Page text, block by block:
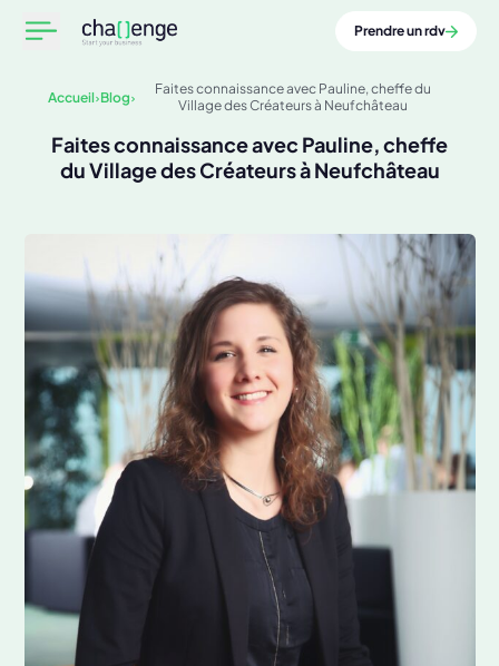
Prendre un rdv
Accueil Blog
Faites connaissance avec Pauline, cheffe du
Village des Créateurs à Neufchâteau
Faites connaissance avec Pauline, cheffe
du Village des Créateurs à Neufchâteau